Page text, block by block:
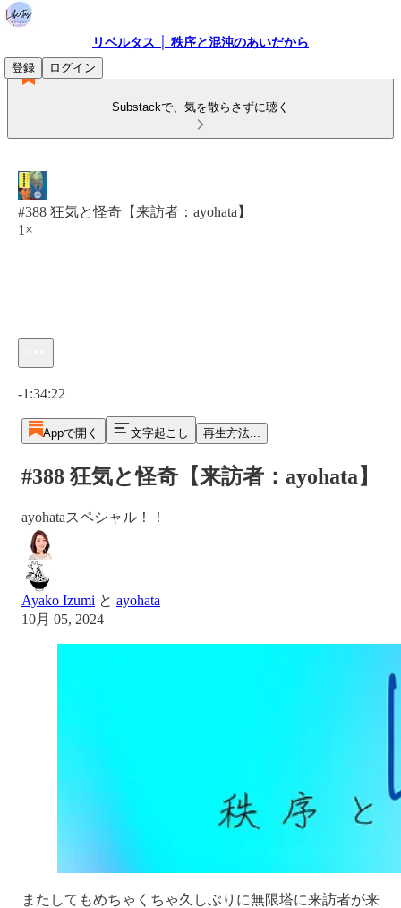
リベルタス │ 秩序と混沌のあいだから
登録
ログイン
Substackで、気を散らさずに聴く
#388 狂気と怪奇【来訪者：ayohata】
1×
-1:34:22
Appで開く 文字起こし 再生方法...
#388 狂気と怪奇【来訪者：ayohata】
ayohataスペシャル！！
Ayako Izumi と ayohata
10月 05, 2024
またしてもめちゃくちゃ久しぶりに無限塔に来訪者が来